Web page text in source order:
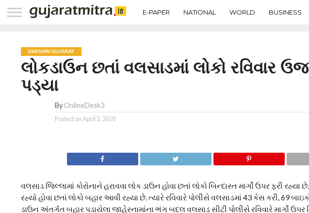
E-PAPER NATIONAL WORLD BUSINESS
DAKSHIN GUJARAT
લોકડાઉન છતાં વલસાડમાં લોકો રવિવાર
પડ્યા
By OnlineDesk3
Posted onApril 5, 2020
વલસાડ જિલ્લામાં કોરોનાને હરાવવા લોક ડાઉન હોવા છતાં લોકો બિન્દાસ્ત માર્ગો ઉપર ફરી
રહ્યો હોવા છતાં લોકો બહાર આવી રહ્યા છે. ત્યારે રવિવારે પોલીસે વલસાડમાં 43 કેસ કરી, 69
ડાઉન અંતર્ગત બહાર પડાયેલા જાહેરનામાંના ભંગ બદલ વલસાડ સીટી પોલીસે રવિવારે માર્ગો ઉપર